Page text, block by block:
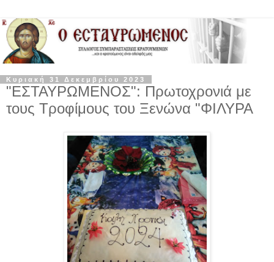
Κυριακή 31 Δεκεμβρίου 2023
"ΕΣΤΑΥΡΩΜΕΝΟΣ": Πρωτοχρονιά με
τους Τροφίμους του Ξενώνα "ΦΙΛΥΡΑ